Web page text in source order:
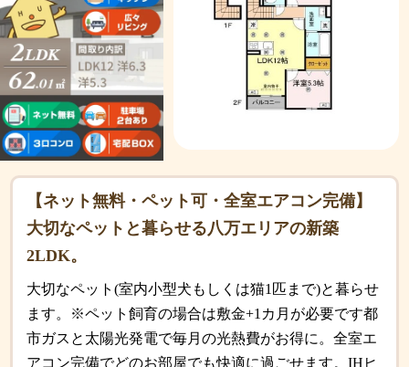
【ネット無料・ペット可・全室エアコン完備】
大切なペットと暮らせる八万エリアの新築
2LDK。
大切なペット(室内小型犬もしくは猫1匹まで)と暮らせ
ます。※ペット飼育の場合は敷金+1カ月が必要です都
市ガスと太陽光発電で毎月の光熱費がお得に。全室エ
アコン完備でどのお部屋でも快適に過ごせます。IHヒ